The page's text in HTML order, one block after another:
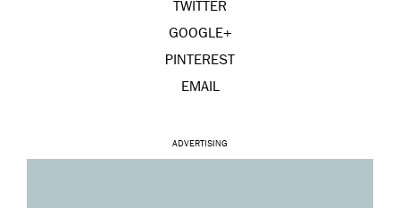
TWITTER
GOOGLE+
PINTEREST
EMAIL
ADVERTISING